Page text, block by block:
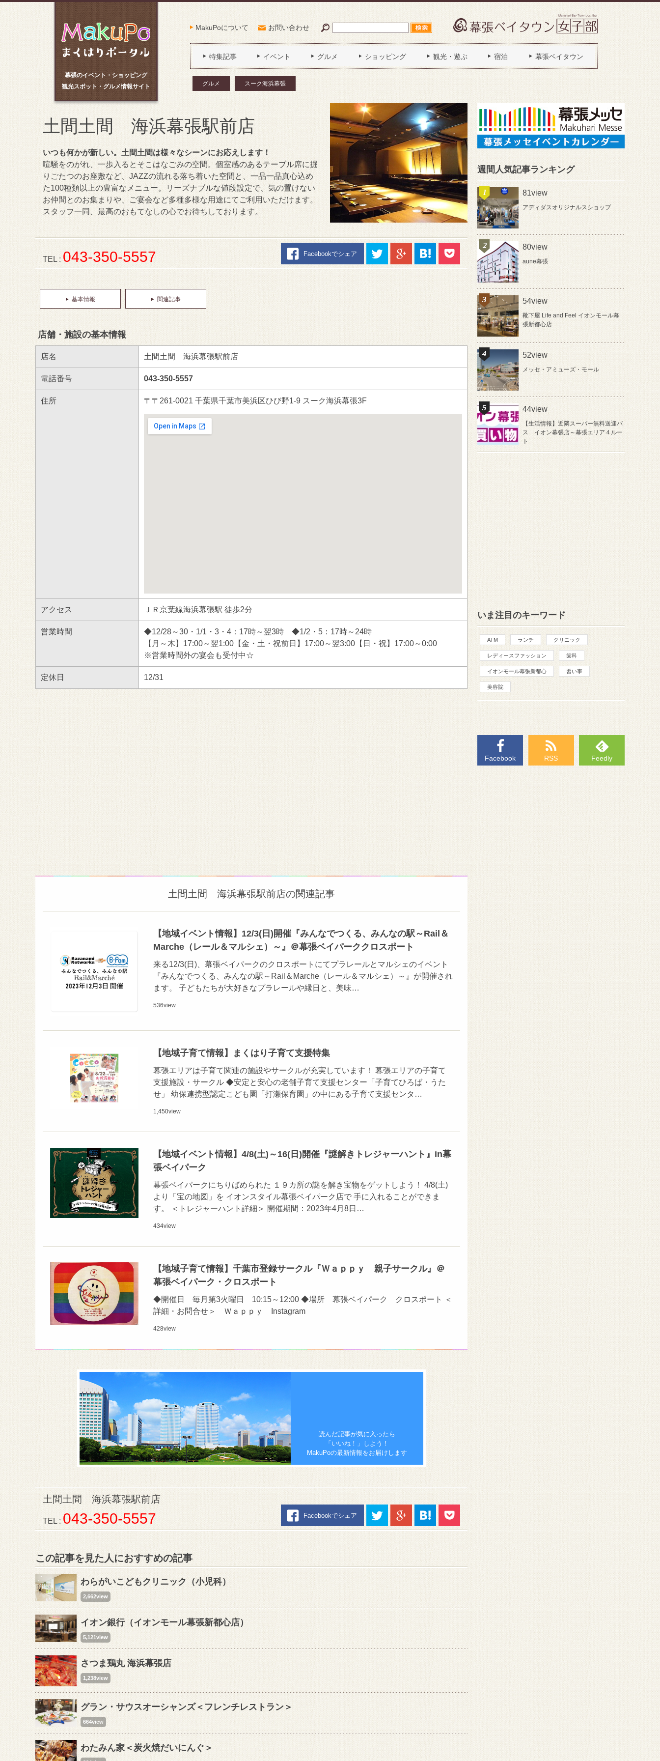
幕張のイベント・ショッピング
観光スポット・グルメ情報サイト
MakuPoについて お問い合わせ
特集記事 イベント グルメ ショッピング 観光・遊ぶ 宿泊 幕張ベイタウン
グルメ スーク海浜幕張
土間土間 海浜幕張駅前店
いつも何かが新しい。土間土間は様々なシーンにお応えします！
喧騒をのがれ、一歩入るとそこはなごみの空間。個室感のあるテーブル席に掘
りごたつのお座敷など、JAZZの流れる落ち着いた空間と、一品一品真心込め
た100種類以上の豊富なメニュー。リーズナブルな値段設定で、気の置けない
お仲間とのお集まりや、ご宴会など多種多様な用途にてご利用いただけます。
スタッフ一同、最高のおもてなしの心でお待ちしております。
TEL : 043-350-5557 Facebookでシェア
基本情報 関連記事
店舗・施設の基本情報
店名 土間土間 海浜幕張駅前店
電話番号 043-350-5557
住所 〒〒261-0021 千葉県千葉市美浜区ひび野1-9 スーク海浜幕張3F
アクセス ＪＲ京葉線海浜幕張駅 徒歩2分
営業時間
◆12/28～30・1/1・3・4：17時～翌3時 ◆1/2・5：17時～24時
【月～木】17:00～翌1:00【金・土・祝前日】17:00～翌3:00【日・祝】17:00～0:00
※営業時間外の宴会も受付中☆
定休日 12/31
土間土間 海浜幕張駅前店の関連記事
【地域イベント情報】12/3(日)開催『みんなでつくる、みんなの駅～Rail＆
Marche（レール＆マルシェ）～』＠幕張ベイパーククロスポート
来る12/3(日)、幕張ベイパークのクロスポートにてプラレールとマルシェのイベント
『みんなでつくる、みんなの駅～Rail＆Marche（レール＆マルシェ）～』が開催され
ます。 子どもたちが大好きなプラレールや縁日と、美味…
536view
【地域子育て情報】まくはり子育て支援特集
幕張エリアは子育て関連の施設やサークルが充実しています！ 幕張エリアの子育て
支援施設・サークル ◆安定と安心の老舗子育て支援センター「子育てひろば・うた
せ」 幼保連携型認定こども園「打瀬保育園」の中にある子育て支援センタ…
1,450view
【地域イベント情報】4/8(土)～16(日)開催『謎解きトレジャーハント』in幕
張ベイパーク
幕張ベイパークにちりばめられた １９カ所の謎を解き宝物をゲットしよう！ 4/8(土)
より「宝の地図」を イオンスタイル幕張ベイパーク店で 手に入れることができま
す。 ＜トレジャーハント詳細＞ 開催期間：2023年4月8日…
434view
【地域子育て情報】千葉市登録サークル『Ｗａｐｐｙ 親子サークル』＠
幕張ベイパーク・クロスポート
◆開催日 毎月第3火曜日 10:15～12:00 ◆場所 幕張ベイパーク クロスポート ＜
詳細・お問合せ＞ Ｗａｐｐｙ Instagram
428view
読んだ記事が気に入ったら
「いいね！」しよう！
MakuPoの最新情報をお届けします
土間土間 海浜幕張駅前店
TEL : 043-350-5557 Facebookでシェア
この記事を見た人におすすめの記事
わらがいこどもクリニック（小児科）
2,662view
イオン銀行（イオンモール幕張新都心店）
5,121view
さつま鶏丸 海浜幕張店
1,238view
グラン・サウスオーシャンズ＜フレンチレストラン＞
664view
わたみん家＜炭火焼だいにんぐ＞
週間人気記事ランキング
81view
アディダスオリジナルスショップ
80view
aune幕張
54view
靴下屋 Life and Feel イオンモール幕
張新都心店
52view
メッセ・アミューズ・モール
44view
【生活情報】近隣スーパー無料送迎バ
ス イオン幕張店～幕張エリア４ルー
ト
いま注目のキーワード
ATM ランチ クリニック
レディースファッション 歯科
イオンモール幕張新都心 習い事
美容院
Facebook RSS Feedly